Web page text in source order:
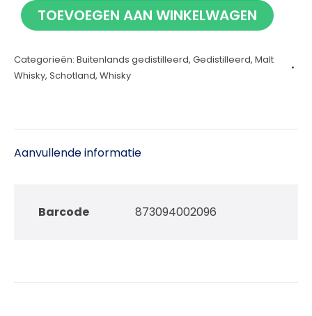
10
70cl
aantal
TOEVOEGEN AAN WINKELWAGEN
Categorieën: Buitenlands gedistilleerd, Gedistilleerd, Malt
Whisky, Schotland, Whisky
Aanvullende informatie
Barcode 873094002096